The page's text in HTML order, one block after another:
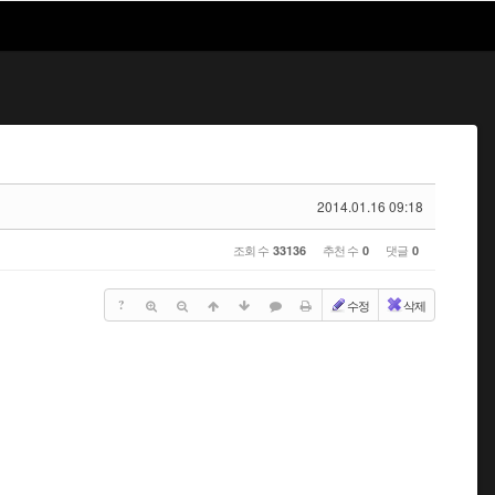
2014.01.16 09:18
조회 수 33136 추천 수 0 댓글 0
? 수정 삭제